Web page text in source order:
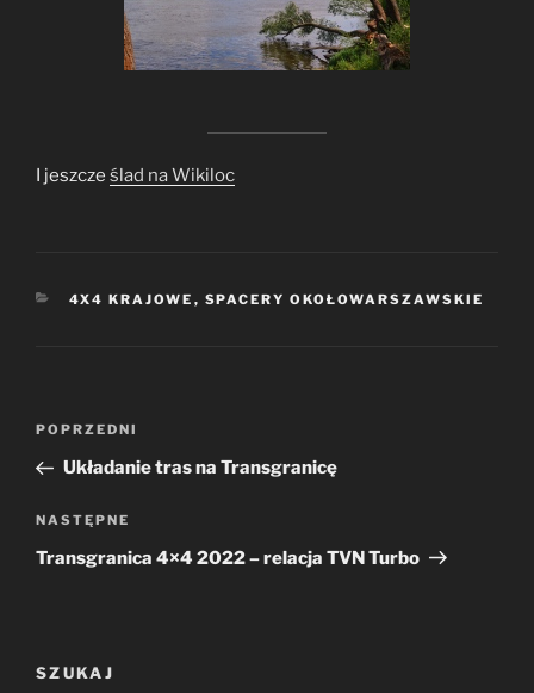
I jeszcze ślad na Wikiloc
KATEGORIE
4X4 KRAJOWE , SPACERY OKOŁOWARSZAWSKIE
Nawigacja
Poprzedni
wpis
POPRZEDNI
Układanie tras na Transgranicę
Następny
wpis
NASTĘPNE
Transgranica 4×4 2022 – relacja TVN Turbo
SZUKAJ